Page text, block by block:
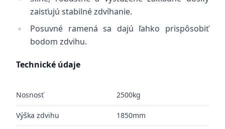
zaisťujú stabilné zdvíhanie.
Posuvné ramená sa dajú ľahko prispôsobiť
bodom zdvihu.
Technické údaje
Nosnosť 2500kg
Výška zdvihu 1850mm